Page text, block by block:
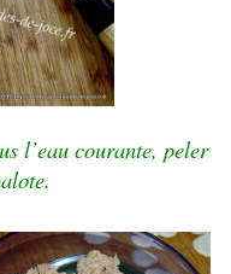
l’eau courante, peler